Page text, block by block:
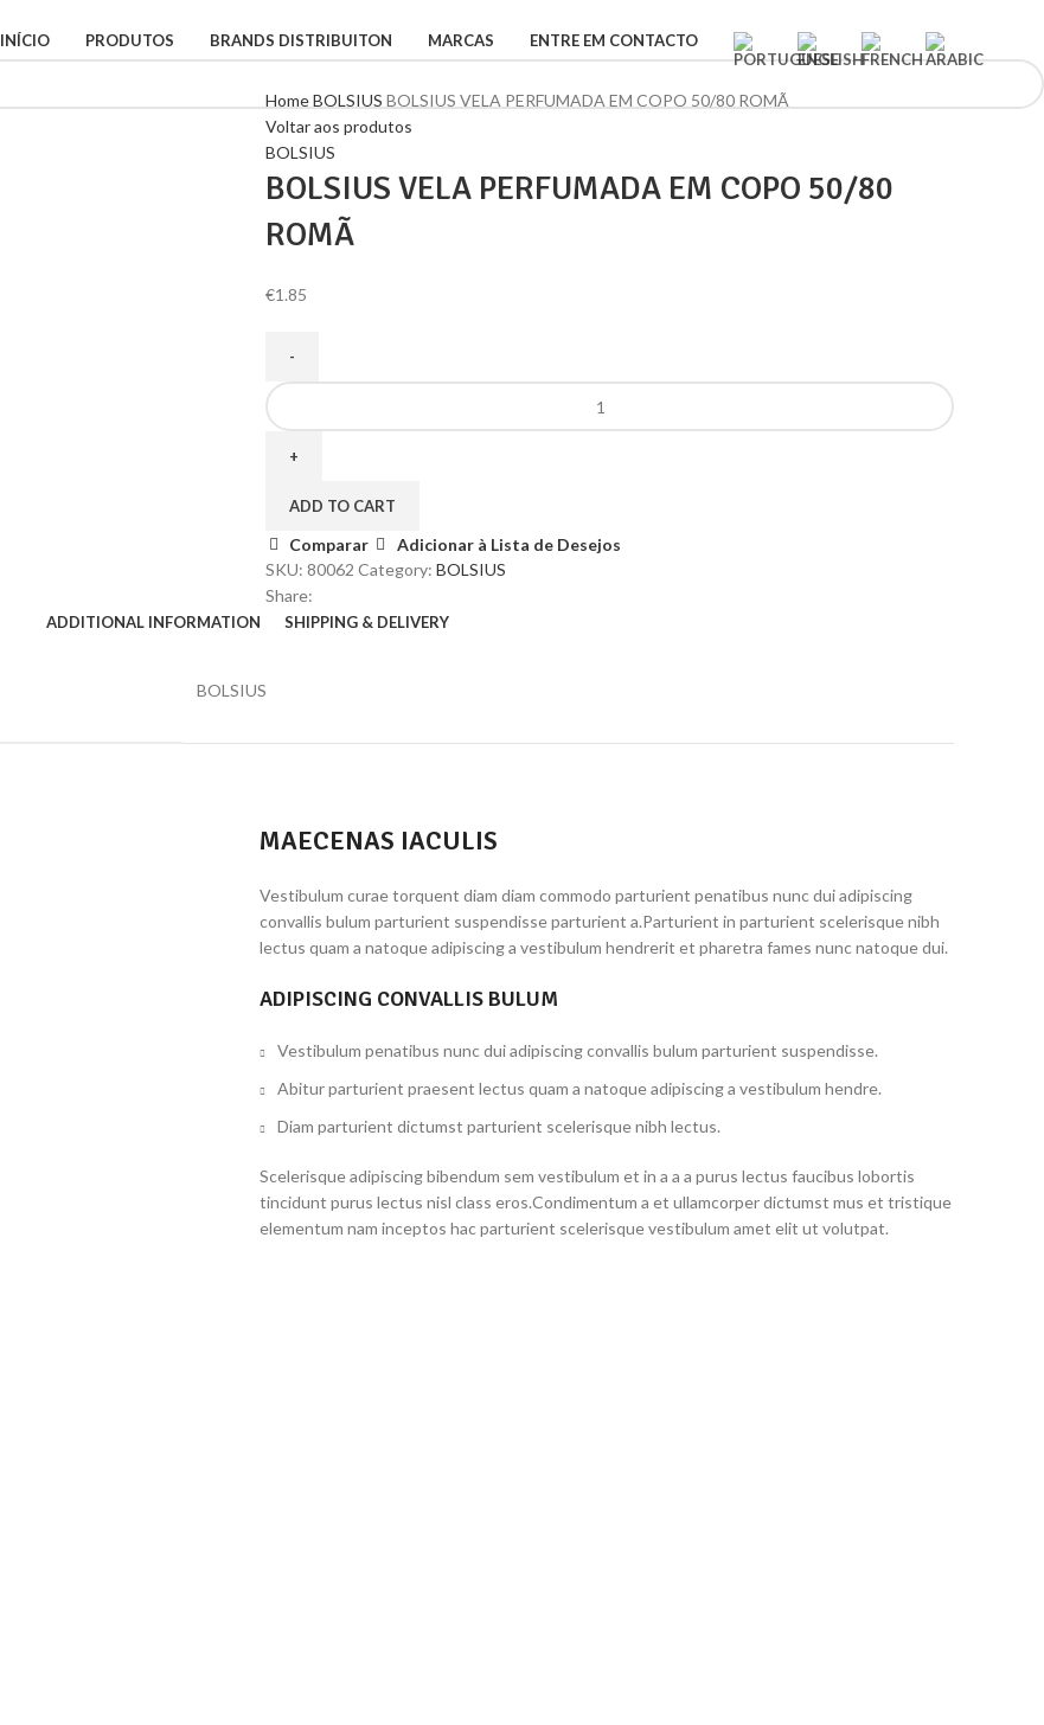
INÍCIO PRODUTOS BRANDS DISTRIBUITON MARCAS ENTRE EM CONTACTO
HomeBOLSIUS BOLSIUS VELA PERFUMADA EM COPO 50/80 ROMÃ
Voltar aos produtos
BOLSIUS
BOLSIUS VELA PERFUMADA EM COPO 50/80
ROMÃ
€1.85
ADD TO CART
Comparar
Adicionar à Lista de Desejos
SKU: 80062 Category: BOLSIUS
Share:
ADDITIONAL INFORMATION SHIPPING & DELIVERY
BOLSIUS
MAECENAS IACULIS
Vestibulum curae torquent diam diam commodo parturient penatibus nunc dui adipiscing
convallis bulum parturient suspendisse parturient a.Parturient in parturient scelerisque nibh
lectus quam a natoque adipiscing a vestibulum hendrerit et pharetra fames nunc natoque dui.
ADIPISCING CONVALLIS BULUM
Vestibulum penatibus nunc dui adipiscing convallis bulum parturient suspendisse.
Abitur parturient praesent lectus quam a natoque adipiscing a vestibulum hendre.
Diam parturient dictumst parturient scelerisque nibh lectus.
Scelerisque adipiscing bibendum sem vestibulum et in a a a purus lectus faucibus lobortis
tincidunt purus lectus nisl class eros.Condimentum a et ullamcorper dictumst mus et tristique
elementum nam inceptos hac parturient scelerisque vestibulum amet elit ut volutpat.